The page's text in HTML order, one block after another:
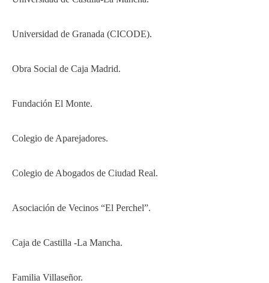
Universidad de Granada (CICODE).
Obra Social de Caja Madrid.
Fundación El Monte.
Colegio de Aparejadores.
Colegio de Abogados de Ciudad Real.
Asociación de Vecinos “El Perchel”.
Caja de Castilla -La Mancha.
Familia Villaseñor.